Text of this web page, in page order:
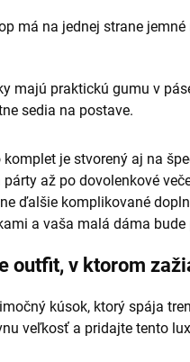
má na jednej strane
majú praktickú gumu v
sedia na postave.
komplet je stvorený aj na
až po dovolenkové
ďalšie komplikované
a vaša malá dáma
outfit, v ktorom
kúsok, ktorý spája
veľkosť a pridajte tento